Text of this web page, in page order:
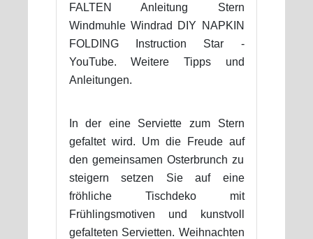
FALTEN Anleitung Stern
Windmuhle Windrad DIY NAPKIN
FOLDING Instruction Star -
YouTube. Weitere Tipps und
Anleitungen.
In der eine Serviette zum Stern
gefaltet wird. Um die Freude auf
den gemeinsamen Osterbrunch zu
steigern setzen Sie auf eine
fröhliche Tischdeko mit
Frühlingsmotiven und kunstvoll
gefalteten Servietten. Weihnachten